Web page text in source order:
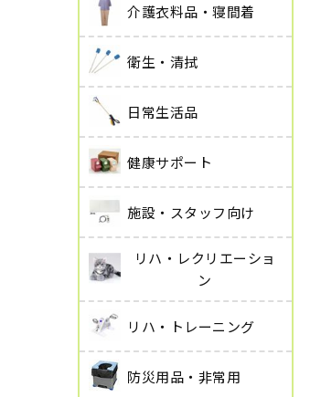
介護衣料品・寝間着
衛生・清拭
日常生活品
健康サポート
施設・スタッフ向け
リハ・レクリエーショ
ン
リハ・トレーニング
防災用品・非常用